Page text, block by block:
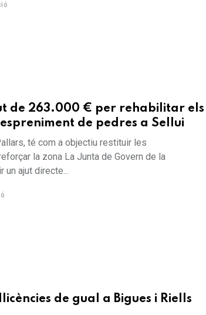
de 263.000 € per rehabilitar els
de pedres a Sellui
té com a objectiu restituir les
la zona La Junta de Govern de la
un ajut directe...
de gual a Bigues i Riells